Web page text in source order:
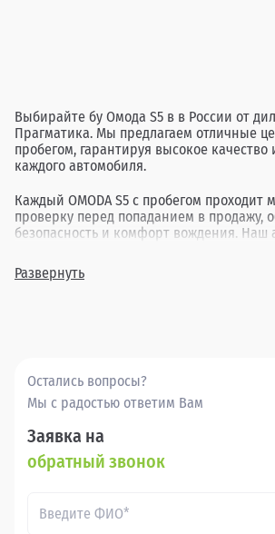
Выбирайте бу Омода S5 в в России от
Прагматика. Мы предлагаем отличные
пробегом, гарантируя высокое качество
каждого автомобиля.
Каждый OMODA S5 с пробегом проходит
проверку перед попаданием в продажу,
безопасность и комфорт вождения. Наш
позволяя найти идеальный вариант для
Развернуть
Остались вопросы?
Мы с радостью ответим Вам
Заявка на
обратный звонок